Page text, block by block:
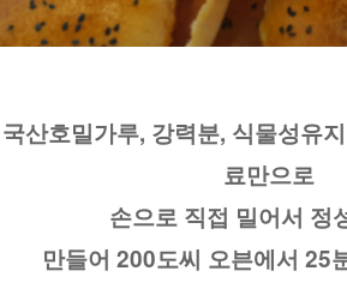
국산호밀가루, 강력분, 식물성유
료만으로
손으로 직접 밀어서 정
만들어 200도씨 오븐에서 25